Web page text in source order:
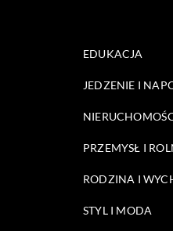
EDUKACJA
JEDZENIE I
PRZEMYSŁ I
RODZINA I
STYL I MODA